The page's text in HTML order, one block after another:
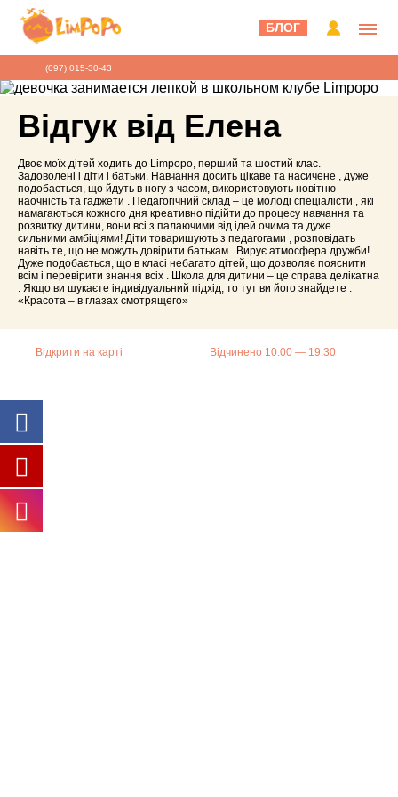
БЛОГ
(097) 015-30-43
Відгук від Елена
Двоє моїх дітей ходить до Limpopo, перший та шостий клас.
Задоволені і діти і батьки. Навчання досить цікаве та насичене , дуже
подобається, що йдуть в ногу з часом, використовують новітню
наочність та гаджети . Педагогічний склад – це молоді спеціалісти , які
намагаються кожного дня креативно підійти до процесу навчання та
розвитку дитини, вони всі з палаючими від ідей очима та дуже
сильними амбіціями! Діти товаришують з педагогами , розповідать
навіть те, що не можуть довірити батькам . Вирує атмосфера дружби!
Дуже подобається, що в класі небагато дітей, що дозволяє пояснити
всім і перевірити знання всіх . Школа для дитини – це справа делікатна
. Якщо ви шукаєте індивідуальний підхід, то тут ви його знайдете .
«Красота – в глазах смотрящего»
Відкрити на карті Відчинено 10:00 — 19:30